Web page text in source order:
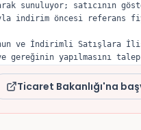
sunuluyor; satıcının
indirim öncesi referans
ve İndirimli
gereğinin yapılmasını
Ticaret Bakanlığı'na